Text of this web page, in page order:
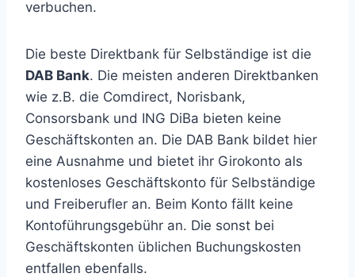
verbuchen.
Die beste Direktbank für Selbständige ist die
DAB Bank. Die meisten anderen Direktbanken
wie z.B. die Comdirect, Norisbank,
Consorsbank und ING DiBa bieten keine
Geschäftskonten an. Die DAB Bank bildet hier
eine Ausnahme und bietet ihr Girokonto als
kostenloses Geschäftskonto für Selbständige
und Freiberufler an. Beim Konto fällt keine
Kontoführungsgebühr an. Die sonst bei
Geschäftskonten üblichen Buchungskosten
entfallen ebenfalls.